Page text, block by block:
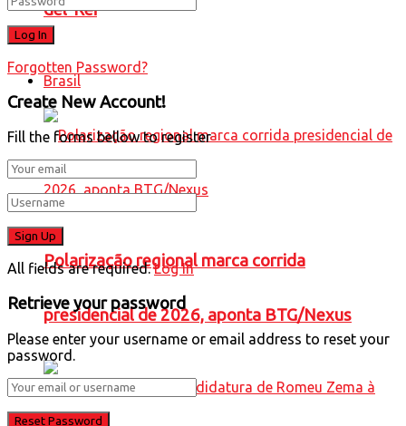
del-Rei
Brasil
Polarização regional marca corrida
presidencial de 2026, aponta BTG/Nexus
Forgotten Password?
Create New Account!
Fill the forms bellow to register
All fields are required. Log In
Retrieve your password
Please enter your username or email address to reset your
password.